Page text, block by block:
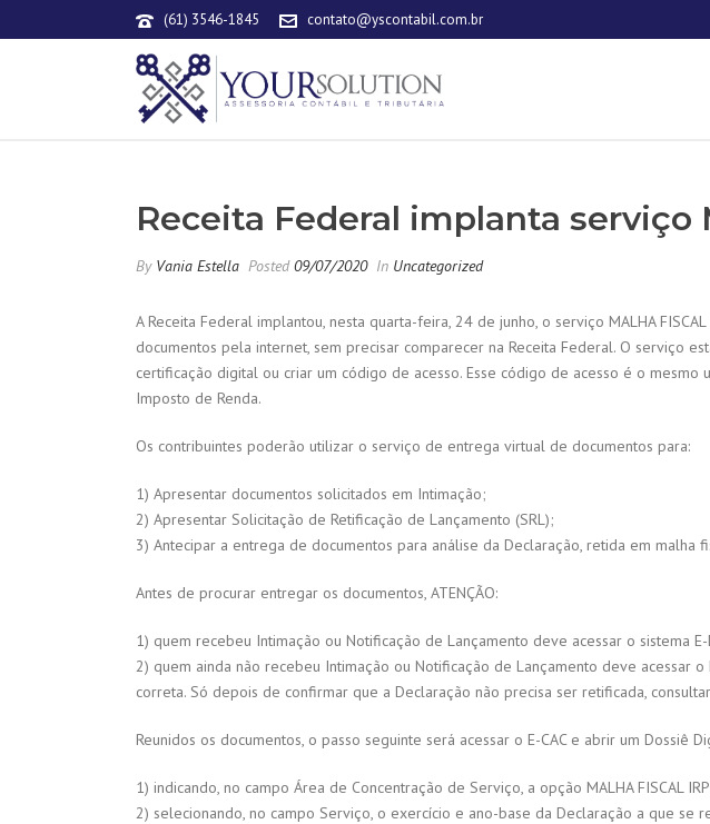
(61) 3546-1845 contato@yscontabil.com.br
Receita Federal implanta serviço
By Vania Estella Posted09/07/2020 In Uncategorized
A Receita Federal implantou, nesta quarta-feira, 24 de junho, o serviço MALHA
documentos pela internet, sem precisar comparecer na Receita Federal. O serviço
certificação digital ou criar um código de acesso. Esse código de acesso é o
Imposto de Renda.
Os contribuintes poderão utilizar o serviço de entrega virtual de documentos para:
1) Apresentar documentos solicitados em Intimação;
2) Apresentar Solicitação de Retificação de Lançamento (SRL);
3) Antecipar a entrega de documentos para análise da Declaração, retida em
Antes de procurar entregar os documentos, ATENÇÃO:
1) quem recebeu Intimação ou Notificação de Lançamento deve acessar o sistema
2) quem ainda não recebeu Intimação ou Notificação de Lançamento deve acessar
correta. Só depois de confirmar que a Declaração não precisa ser retificada,
Reunidos os documentos, o passo seguinte será acessar o E-CAC e abrir um Dossiê
1) indicando, no campo Área de Concentração de Serviço, a opção MALHA FISCAL
2) selecionando, no campo Serviço, o exercício e ano-base da Declaração a que se